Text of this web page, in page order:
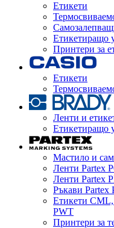
Eтикети
Етикетиращо
Принтери за
Eтикети
Ленти и
Етикетиращо
Мастило и
Ленти Partex
Ленти Partex
Ръкави Partex
Етикети
PWT
Принтери за